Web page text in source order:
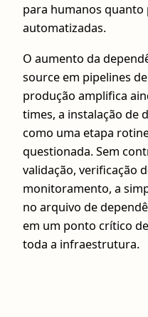
para humanos
automatizadas.
O aumento da
source em pipelines
produção amplifica
times, a instalação de
como uma etapa
questionada. Sem
validação, verificação
monitoramento, a
no arquivo de
em um ponto crítico
toda a infraestrutura.